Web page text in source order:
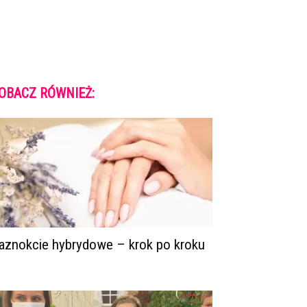
RÓWNIEŻ:
hybrydowe – krok po kroku